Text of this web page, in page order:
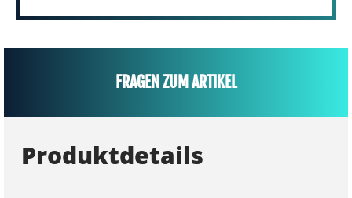
FRAGEN ZUM ARTIKEL
Produktdetails